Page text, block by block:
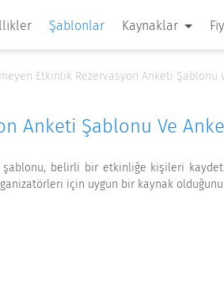
Şablonlar Kaynaklar
Etkinlik Rezervasyon Anketi Şablonu
Anketi Şablonu Ve
belirli bir etkinliğe kişileri
için uygun bir kaynak olduğunu